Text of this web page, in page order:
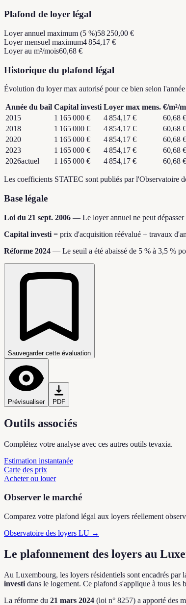
Plafond de loyer légal
Loyer annuel maximum (5 %)58 250,00 €
Loyer mensuel maximum4 854,17 €
Loyer au m²/mois60,68 €
Historique du plafond légal
Évolution du loyer max autorisé pour ce bien selon
Année du bail Capital investi Loyer max mens. €/m²/
2015
1 165 000 € 4 854,17 € 60,68 €
2018
1 165 000 € 4 854,17 € 60,68 €
2020
1 165 000 € 4 854,17 € 60,68 €
2023
1 165 000 € 4 854,17 € 60,68 €
2026actuel 1 165 000 € 4 854,17 € 60,68 €
Les coefficients STATEC sont publiés par l'Observatoire
Base légale
Loi du 21 sept. 2006 — Le loyer annuel ne peut
Capital investi = prix d'acquisition réévalué + travaux
Réforme 2024 — Le seuil a été abaissé de 5 % à 3,5 %
Sauvegarder cette évaluation
Prévisualiser PDF
Outils associés
Complétez votre analyse avec ces autres outils tevaxia.
Estimation instantanée
Carte des prix
Acheter ou louer
Observer le marché
Comparez votre plafond légal aux loyers réellement
Observatoire des loyers LU →
Le plafonnement des loyers au
Au Luxembourg, les loyers résidentiels sont encadrés par
investi dans le logement. Ce plafond s'applique à tous
La réforme du 21 mars 2024 (loi n° 8257) a apporté des